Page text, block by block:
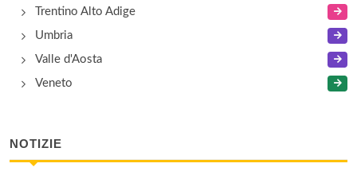
Trentino Alto Adige
Umbria
Valle d'Aosta
Veneto
NOTIZIE